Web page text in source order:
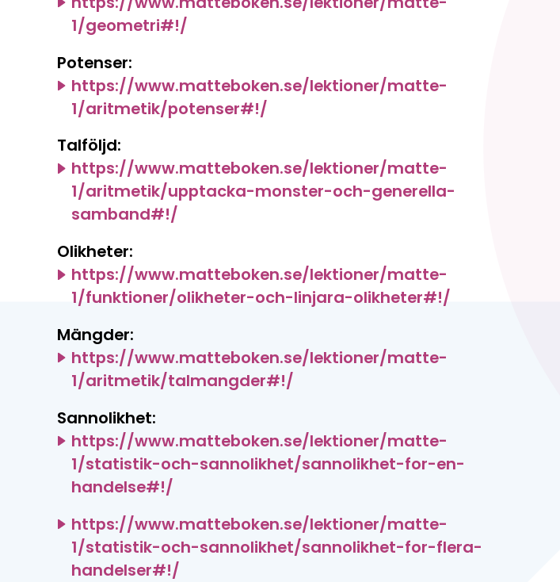
1/geometri#!/
Potenser:
https://www.matteboken.se/lektioner/matte-
1/aritmetik/potenser#!/
Talföljd:
https://www.matteboken.se/lektioner/matte-
1/aritmetik/upptacka-monster-och-generella-
samband#!/
Olikheter:
https://www.matteboken.se/lektioner/matte-
1/funktioner/olikheter-och-linjara-olikheter#!/
Mängder:
https://www.matteboken.se/lektioner/matte-
1/aritmetik/talmangder#!/
Sannolikhet:
https://www.matteboken.se/lektioner/matte-
1/statistik-och-sannolikhet/sannolikhet-for-en-
handelse#!/
https://www.matteboken.se/lektioner/matte-
1/statistik-och-sannolikhet/sannolikhet-for-flera-
handelser#!/